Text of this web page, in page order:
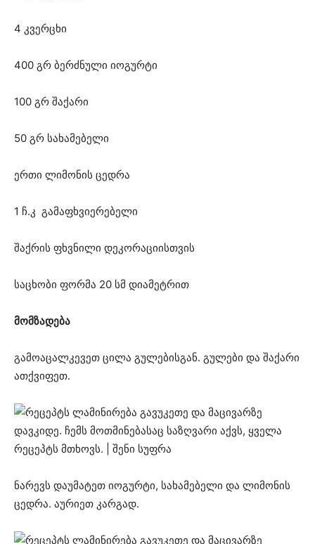
4 კვერცხი
400 გრ ბერძნული იოგურტი
100 გრ შაქარი
50 გრ სახამებელი
ერთი ლიმონის ცედრა
1 ჩ.კ გამაფხვიერებელი
შაქრის ფხვნილი დეკორაციისთვის
საცხობი ფორმა 20 სმ დიამეტრით
მომზადება
გამოაცალკევეთ ცილა გულებისგან. გულები და შაქარი
ათქვიფეთ.
ნარევს დაუმატეთ იოგურტი, სახამებელი და ლიმონის
ცედრა. აურიეთ კარგად.